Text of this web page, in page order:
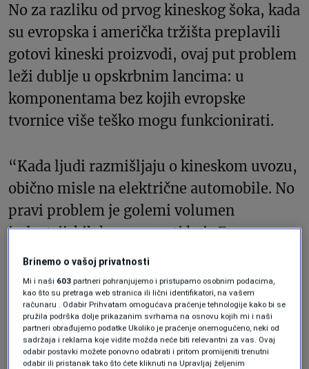
No za razliku od prvog kineskog šoka, kada
su evropska i američka tržišta preplavili
gotovi kineski proizvodi, ovaj put problem
leži dublje u opskrbnim lancima: u
komponentama bez kojih evropske
tvornice više teško mogu funkcionirati.
“Kada ljudi razmišljaju o kineskom uvozu,
obično misle na električne automobile. No
pravi problem je golemi volumen
industrijskih komponenti koje Evropa
uvozi iz Kine”, upozorava
predsjednik Evropske gospodarske komore
u Pekingu.
“Ako ništa drugo, Evropa postaje sve
ovisnija o Kini.”
Brinemo o vašoj privatnosti
Mi i naši 603 partneri pohranjujemo i pristupamo osobnim podacima,
kao što su pretraga web stranica ili lični identifikatori, na vašem
računaru . Odabir Prihvatam omogućava praćenje tehnologije kako bi se
pružila podrška dolje prikazanim svrhama na osnovu kojih mi i naši
partneri obrađujemo podatke Ukoliko je praćenje onemogućeno, neki od
sadržaja i reklama koje vidite možda neće biti relevantni za vas. Ovaj
odabir postavki možete ponovno odabrati i pritom promijeniti trenutni
odabir ili pristanak tako što ćete kliknuti na Upravljaj željenim